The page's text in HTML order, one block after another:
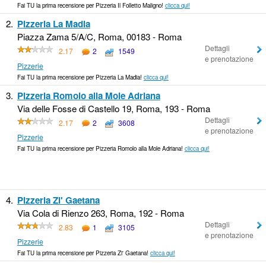
Fai TU la prima recensione per Pizzeria Il Folletto Maligno! clicca qui!
2. Pizzeria La Madia
Piazza Zama 5/A/C, Roma, 00183 - Roma
2.17 2
1549
Pizzerie
Dettagli
e prenotazione
Fai TU la prima recensione per Pizzeria La Madia! clicca qui!
3. Pizzeria Romolo alla Mole Adriana
Via delle Fosse di Castello 19, Roma, 193 - Roma
2.17 2
3608
Pizzerie
Dettagli
e prenotazione
Fai TU la prima recensione per Pizzeria Romolo alla Mole Adriana! clicca qui!
4. Pizzeria Zi' Gaetana
Via Cola di Rienzo 263, Roma, 192 - Roma
2.83 1
3105
Pizzerie
Dettagli
e prenotazione
Fai TU la prima recensione per Pizzeria Zi' Gaetana! clicca qui!